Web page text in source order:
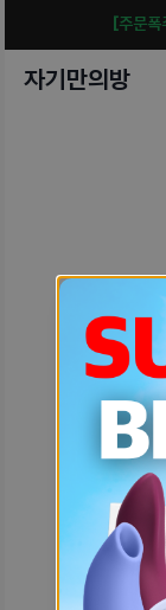
[주문폭
자기만의방